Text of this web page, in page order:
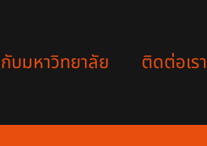
บมหาวิทยาลัย ติดต่อเรา